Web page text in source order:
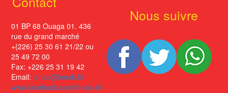
01 BP 68 Ouaga 01. 436
rue du grand marché
+(226) 25 30 61 21/22 ou
25 49 72 00
Fax: +226 25 31 19 42
Email: lonab@lonab.bf
www.facebook.com/lonab.bf
Nous suivre